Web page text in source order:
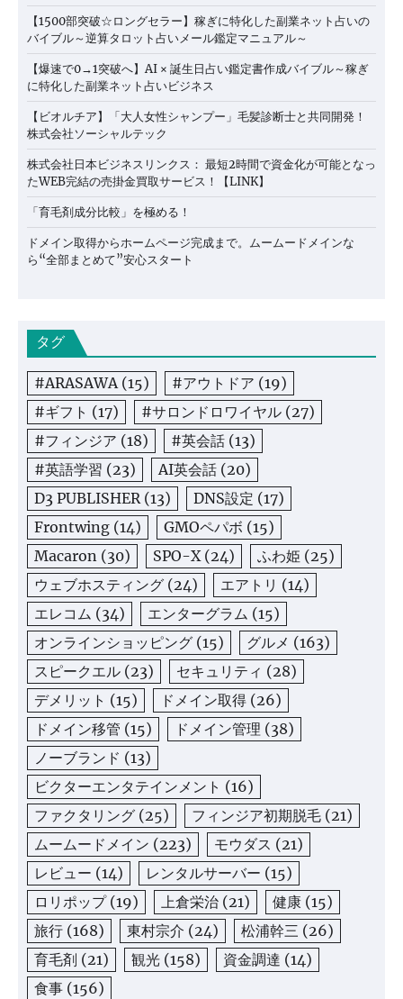
【1500部突破☆ロングセラー】稼ぎに特化した副業ネット占いの
バイブル～逆算タロット占いメール鑑定マニュアル～
【爆速で0→1突破へ】AI × 誕生日占い鑑定書作成バイブル～稼ぎ
に特化した副業ネット占いビジネス
【ビオルチア】「大人女性シャンプー」毛髪診断士と共同開発！
株式会社ソーシャルテック
株式会社日本ビジネスリンクス： 最短2時間で資金化が可能となっ
たWEB完結の売掛金買取サービス！【LINK】
「育毛剤成分比較」を極める！
ドメイン取得からホームページ完成まで。ムームードメインな
ら“全部まとめて”安心スタート
タグ
#ARASAWA(15) #アウトドア (19)
#ギフト (17) #サロンドロワイヤル (27)
#フィンジア (18) #英会話 (13)
#英語学習 (23) AI英会話 (20)
D3 PUBLISHER(13) DNS設定 (17)
Frontwing (14) GMOペパボ (15)
Macaron (30) SPO-X(24) ふわ姫 (25)
ウェブホスティング (24) エアトリ (14)
エレコム (34) エンターグラム (15)
オンラインショッピング (15) グルメ (163)
スピークエル (23) セキュリティ (28)
デメリット (15) ドメイン取得 (26)
ドメイン移管 (15) ドメイン管理 (38)
ノーブランド (13)
ビクターエンタテインメント (16)
ファクタリング (25) フィンジア初期脱毛 (21)
ムームードメイン (223) モウダス (21)
レビュー (14) レンタルサーバー (15)
ロリポップ(19) 上倉栄治 (21) 健康 (15)
旅行 (168) 東村宗介 (24) 松浦幹三 (26)
育毛剤 (21) 観光 (158) 資金調達 (14)
食事 (156)